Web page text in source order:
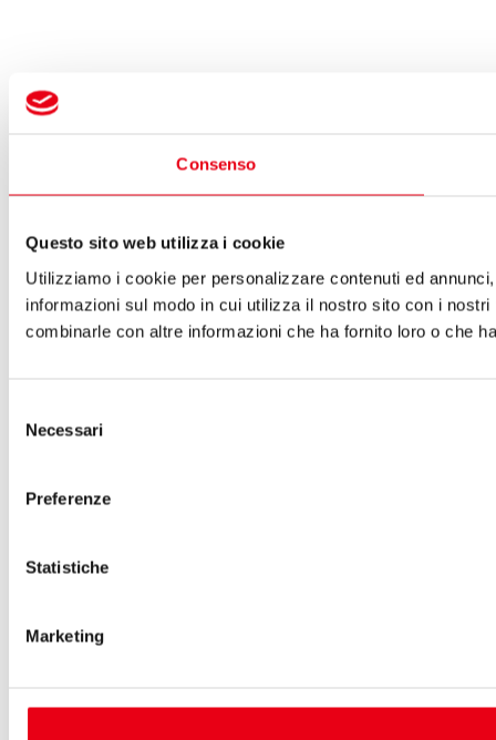
Consenso
Questo sito web utilizza i cookie
Utilizziamo i cookie per personalizzare contenuti ed
informazioni sul modo in cui utilizza il nostro sito con i
combinarle con altre informazioni che ha fornito loro o che
delNecessari
Preferenze
Statistiche
Marketing